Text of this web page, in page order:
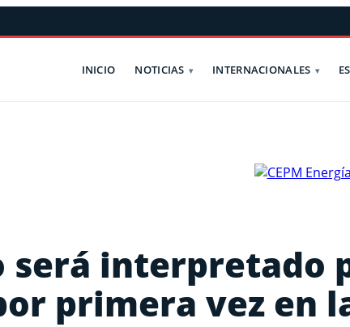
INICIO NOTICIAS INTERNACIONALES
será interpretado
primera vez en